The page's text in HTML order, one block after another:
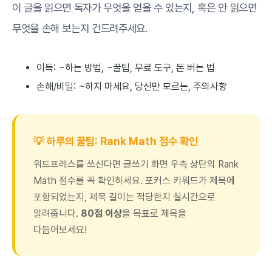
이 글을 읽으면 독자가 무엇을 얻을 수 있는지, 혹은 안 읽으면
무엇을 손해 보는지 건드려주세요.
이득: ~하는 방법, ~꿀팁, 무료 도구, 돈 버는 법
손해/비밀: ~하지 마세요, 당신만 모르는, 주의사항
💡 하루의 꿀팁: Rank Math 점수 확인
워드프레스를 쓰신다면 글쓰기 화면 우측 상단의 Rank
Math 점수를 꼭 확인하세요. 포커스 키워드가 제목에
포함되었는지, 제목 길이는 적당한지 실시간으로
알려줍니다. 80점 이상을 목표로 제목을
다듬어보세요!